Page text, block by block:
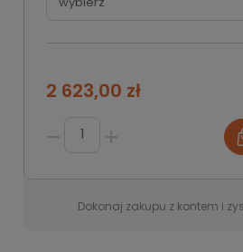
2 623,00 zł
Dokonaj zakupu z kontem i